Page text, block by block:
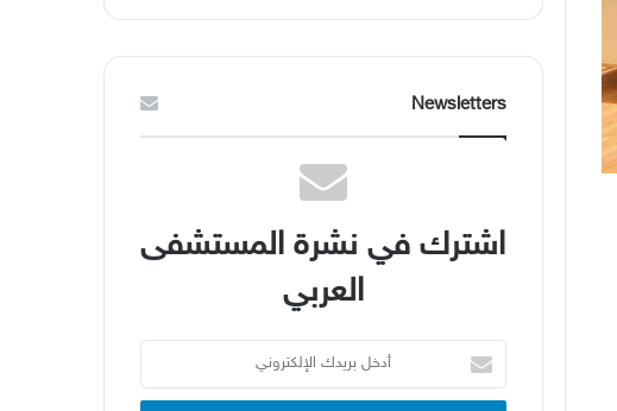
Newsletters
اشترك في نشرة المستشفى
العربي
بريدك
الإلكتروني